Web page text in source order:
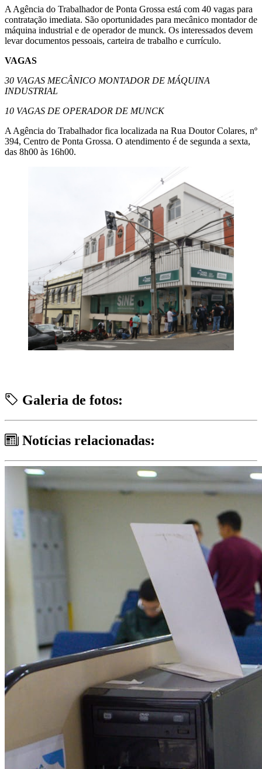
A Agência do Trabalhador de Ponta Grossa está com 40 vagas para
contratação imediata. São oportunidades para mecânico montador de
máquina industrial e de operador de munck. Os interessados devem
levar documentos pessoais, carteira de trabalho e currículo.
VAGAS
30 VAGAS MECÂNICO MONTADOR DE MÁQUINA
INDUSTRIAL
10 VAGAS DE OPERADOR DE MUNCK
A Agência do Trabalhador fica localizada na Rua Doutor Colares, nº
394, Centro de Ponta Grossa. O atendimento é de segunda a sexta,
das 8h00 às 16h00.
Galeria de fotos:
Notícias relacionadas: